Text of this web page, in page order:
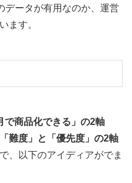
データが有用なのか、運営
ます。
で商品化できる」の2軸
「難度」と「優先度」の2軸
で、以下のアイディアがでま